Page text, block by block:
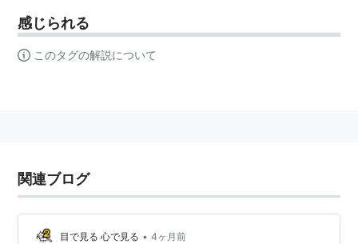
感じられる
このタグの解説について
関連ブログ
目で見る 心で見る • 4ヶ月前